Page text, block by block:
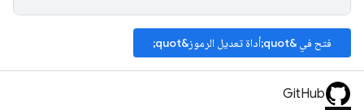
فتح في &quot;أداة تعديل الرموز&quot;
GitHub